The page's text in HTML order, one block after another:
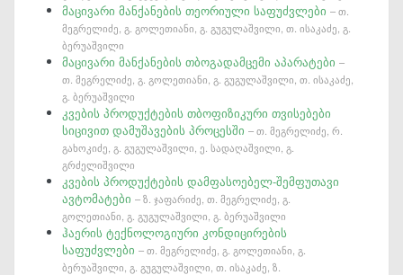
მაცივარი მანქანების თეორიული საფუძვლები– თ.
მეგრელიძე, გ. გოლეთიანი, გ. გუგულაშვილი, თ. ისაკაძე, გ.
ბერუაშვილი
მაცივარი მანქანების თბოგადამცემი აპარატები–
თ. მეგრელიძე, გ. გოლეთიანი, გ. გუგულაშვილი, თ. ისაკაძე,
გ. ბერუაშვილი
კვების პროდუქტების თბოფიზიკური თვისებები
სიცივით დამუშავების პროცესში– თ. მეგრელიძე, რ.
გახოკიძე, გ. გუგულაშვილი, ე. სადაღაშვილი, გ.
გრძელიშვილი
კვების პროდუქტების დამფასოებელ-შემფუთავი
ავტომატები– ზ. ჯაფარიძე, თ. მეგრელიძე, გ.
გოლეთიანი, გ. გუგულაშვილი, გ. ბერუაშვილი
ჰაერის ტექნოლოგიური კონდიცირების
საფუძვლები– თ. მეგრელიძე, გ. გოლეთიანი, გ.
ბერუაშვილი, გ. გუგულაშვილი, თ. ისაკაძე, ზ.